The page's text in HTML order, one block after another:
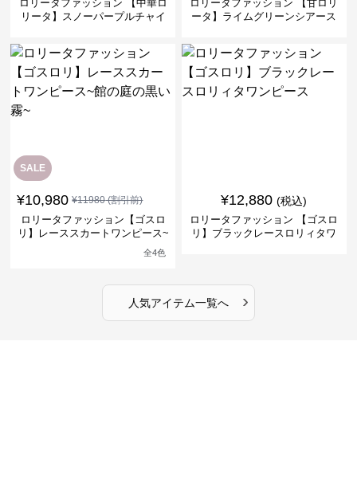
ロリータファッション 【中華ロ
リータ】スノーパープルチャイ
ロリータファッション 【甘ロリ
ータ】ライムグリーンシアース
SALE
¥10,980 ¥11980(割引前)
ロリータファッション【ゴスロ
リ】レーススカートワンピース~
全4色
¥12,880 (税込)
ロリータファッション 【ゴスロ
リ】ブラックレースロリィタワ
人気アイテム一覧へ ›